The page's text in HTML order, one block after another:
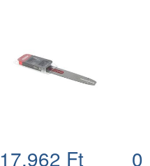
17.962 Ft 0